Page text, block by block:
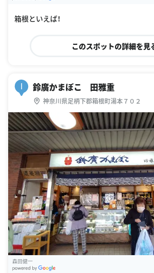
箱根といえば！
このスポットの詳細を見
I 鈴廣かまぼこ 田雅重
神奈川県足柄下郡箱根町湯本７０２
森田健一